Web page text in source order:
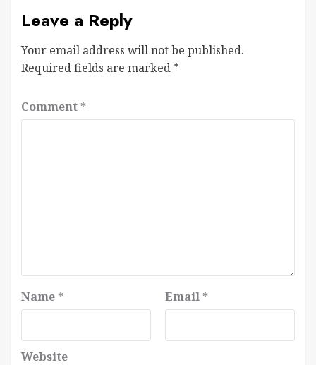
Leave a Reply
Your email address will not be published.
Required fields are marked *
Comment *
Name * Email *
Website